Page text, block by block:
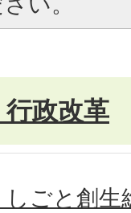
政改革
しごと創生